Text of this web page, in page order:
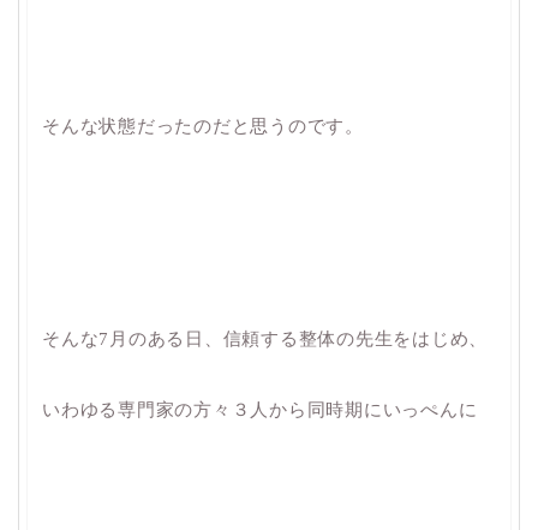
そんな状態だったのだと思うのです。
そんな7月のある日、信頼する整体の先生をはじめ、
いわゆる専門家の方々３人から同時期にいっぺんに